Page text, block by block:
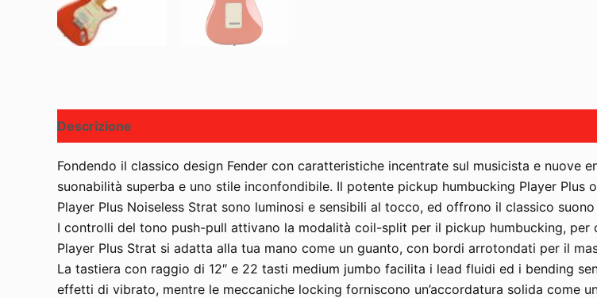
Descrizione
Fondendo il classico design Fender con caratteristiche incentrate sul musicista e nuove
suonabilità superba e uno stile inconfondibile. Il potente pickup humbucking Player
Player Plus Noiseless Strat sono luminosi e sensibili al tocco, ed offrono il classico
I controlli del tono push-pull attivano la modalità coil-split per il pickup humbucking, per
Player Plus Strat si adatta alla tua mano come un guanto, con bordi arrotondati per il
La tastiera con raggio di 12″ e 22 tasti medium jumbo facilita i lead fluidi ed i bending
effetti di vibrato, mentre le meccaniche locking forniscono un’accordatura solida come